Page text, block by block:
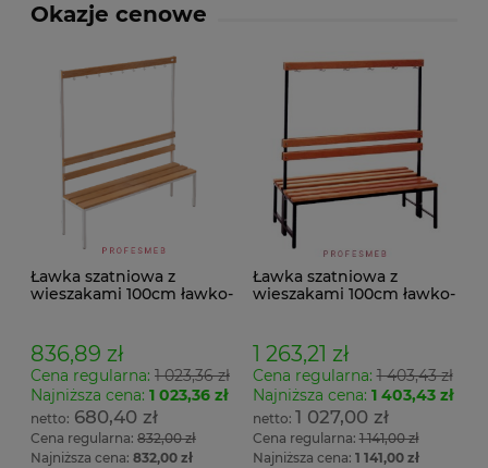
Okazje cenowe
Ławka szatniowa z
wieszakami 100cm ławko-
836,89 zł
Cena regularna: 1 023,36 zł
Najniższa cena: 1 023,36 zł
680,40 zł
Cena regularna: 832,00 zł
Najniższa cena: 832,00 zł
Ławka szatniowa z
wieszakami 100cm ławko-
1 263,21 zł
Cena regularna:1 403,43 zł
Najniższa cena: 1 403,43 zł
1 027,00 zł
Cena regularna:1 141,00 zł
Najniższa cena: 1 141,00 zł